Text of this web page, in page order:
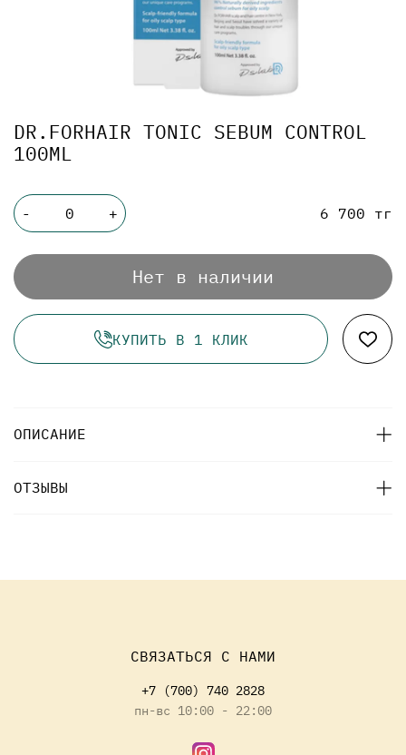
DR.FORHAIR TONIC SEBUM CONTROL
100ML
- + 6 700 тг
Нет в наличии
КУПИТЬ В 1 КЛИК
ОПИСАНИЕ
ОТЗЫВЫ
СВЯЗАТЬСЯ С НАМИ
+7 (700) 740 2828
пн-вс 10:00 - 22:00